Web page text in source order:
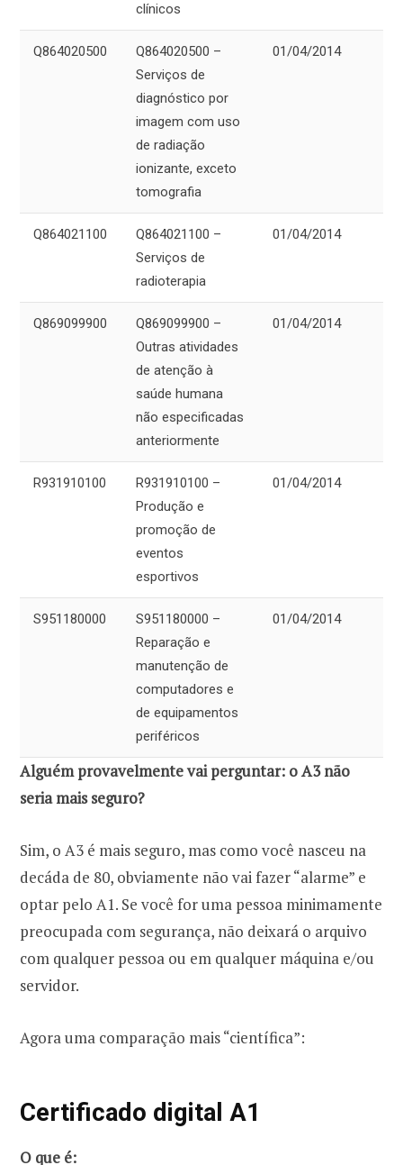
clínicos
Q864020500
Q864020500 –
Serviços de
diagnóstico por
imagem com uso
de radiação
ionizante, exceto
tomografia
01/04/2014
Q864021100
Q864021100 –
Serviços de
radioterapia
01/04/2014
Q869099900
Q869099900 –
Outras atividades
de atenção à
saúde humana
não especificadas
anteriormente
01/04/2014
R931910100
R931910100 –
Produção e
promoção de
eventos
esportivos
01/04/2014
S951180000
S951180000 –
Reparação e
manutenção de
computadores e
de equipamentos
periféricos
01/04/2014
Alguém provavelmente vai perguntar: o A3 não
seria mais seguro?
Sim, o A3 é mais seguro, mas como você nasceu na
decáda de 80, obviamente não vai fazer “alarme” e
optar pelo A1. Se você for uma pessoa minimamente
preocupada com segurança, não deixará o arquivo
com qualquer pessoa ou em qualquer máquina e/ou
servidor.
Agora uma comparação mais “científica”:
Certificado digital A1
O que é: